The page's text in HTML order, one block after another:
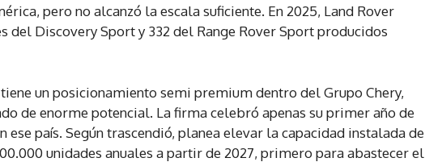
pero no alcanzó la escala suficiente. En 2025, Land Rover
del Discovery Sport y 332 del Range Rover Sport producidos
tiene un posicionamiento semi premium dentro del Grupo Chery,
de enorme potencial. La firma celebró apenas su primer año de
ese país. Según trascendió, planea elevar la capacidad instalada de
unidades anuales a partir de 2027, primero para abastecer el